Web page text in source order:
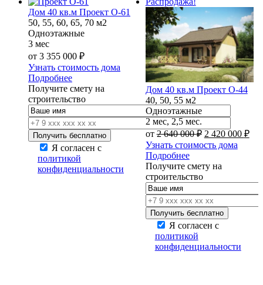
Дом 40 кв.м Проект О-61
50, 55, 60, 65, 70 м2
Одноэтажные
3 мес
от 3 355 000 ₽
Узнать стоимость дома
Подробнее
Получите смету на
строительство
Я согласен с
политикой
конфиденциальности
Дом 40 кв.м Проект О-44
40, 50, 55 м2
Одноэтажные
2 мес, 2,5 мес.
от2 640 000₽
цена
составляла
2
640
000 ₽.
2 420 000 ₽
Узнать стоимость дома
Подробнее
Получите смету на
строительство
Я согласен с
политикой
конфиденциальности